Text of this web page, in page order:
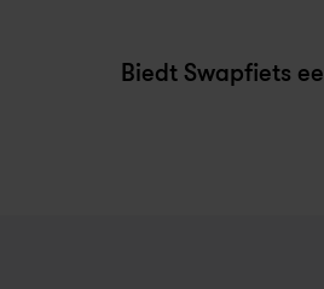
De selectie kan
Biedt Swapfiets